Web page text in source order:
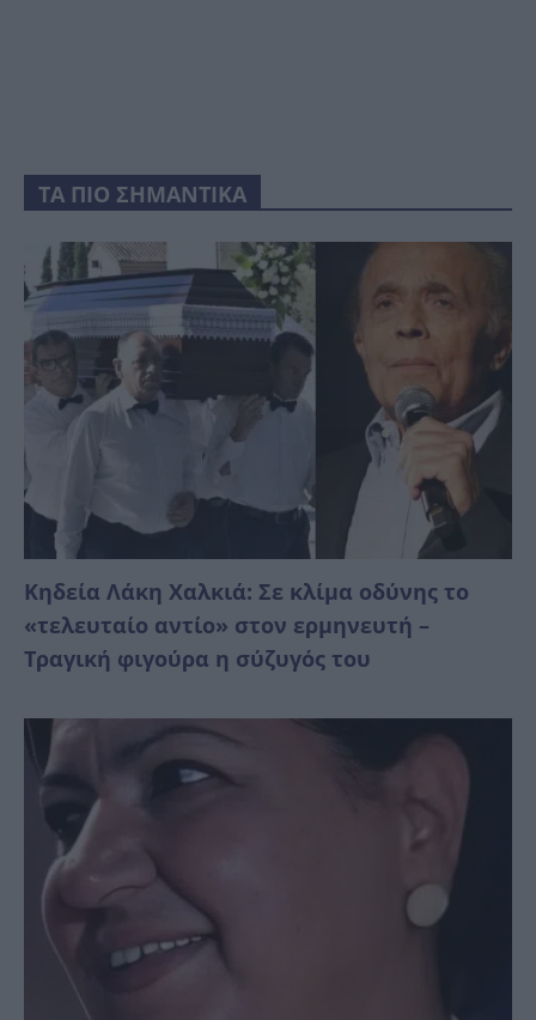
ΤΑ ΠΙΟ ΣΗΜΑΝΤΙΚΑ
Κηδεία Λάκη Χαλκιά: Σε κλίμα οδύνης το
«τελευταίο αντίο» στον ερμηνευτή –
Τραγική φιγούρα η σύζυγός του